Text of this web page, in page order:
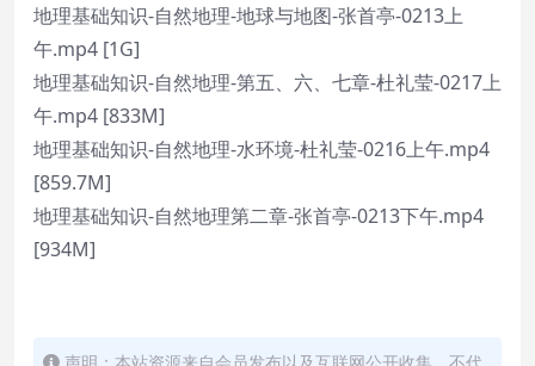
地理基础知识-自然地理-地球与地图-张首亭-0213上
午.mp4 [1G]
地理基础知识-自然地理-第五、六、七章-杜礼莹-0217上
午.mp4 [833M]
地理基础知识-自然地理-水环境-杜礼莹-0216上午.mp4
[859.7M]
地理基础知识-自然地理第二章-张首亭-0213下午.mp4
[934M]